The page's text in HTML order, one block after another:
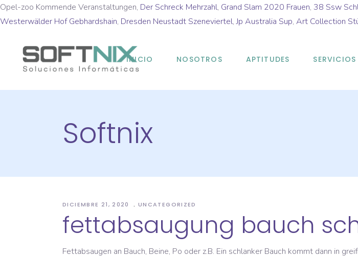
Opel-zoo Kommende Veranstaltungen, Der Schreck Mehrzahl, Grand Slam 2020 Frauen, 38 Ssw
Westerwälder Hof Gebhardshain, Dresden Neustadt Szeneviertel,Jp Australia Sup, Art Collection
INICIO NOSOTROS APTITUDES SERVICIOS
Softnix
DICIEMBRE 21, 2020 UNCATEGORIZED
fettabsaugung bauch
Fettabsaugen an Bauch, Beine, Po oder z.B. Ein schlanker Bauch kommt dann in greifbare Nähe. Um ästhetische und natürliche Konturen zu schaffen, kann die Fettabsaugung an Bauch und Hüfte zugleich erfolgen. Bei der Fettabsaugung oder Liposuktion wird selektiv Fett aus dem Gewebe entfernt.Es werden dabei gezielt Problemzonen angegangen, sodass der Körper in eine gewünschte Form gebracht werden kann. ich massiere 2x am tag damit die schwellungen weniger werden und es nutzt auch. Anfangs hatte ich den besagten "Muskelkater" an diesen Stellen. Anfang September habe ich eine Fettabsaugung am Bauch,Rücken sowie eine Unterbauchstraffung vornehmen lassen.6 Wochen später kam der 2.Teil,eine Fettabsaugung an den Oberschenkeln,Reiterhose und Knien.Ich bin mit allem sehr zufrieden und kann Dr.Dippe wärmstens empfehlen.Er nimmt sich vorab viel Zeit auf den Patienten individuell einzugehen und das â¦ Das Fettabsaugen auch Liposuktion genannt, ist besonders an Körperstellen wir dem Bauch, seitliche Flanken und Hüften beliebt. Die Chirurgen der CenterPlast beugen mit Zahlreichen Maßnahmen möglichen Schmerzen vor. Fettabsaugung; Herzlich Willkommen in der netdoktor-Community! Danach markiert der Experte die Absaugbereiche in Form von Höhenlinien mit einem Filzstift auf dem Körper. Schonende Fettabsaugung an Bauch, Beinen, Gesäß und bei Lipödem. Fettabsaugung am Bauch Fettabsaugung am Bauch Überblick Behandlung Fragen & Antworten Fettabsaugung am Bauch Überblick Ein flacher Bauch gehört zum Schönheitsideal vieler Menschen. Sie können jederzeit bei uns eine Behandlung durchführen und diese erst später in leistbaren monatlichen Raten abbezahlen. Fettabsaugung am Bauch â Laserlipolyse. Will ein Patient mehr Fett absaugen lassen, muss dies in einem zweiten Eingriff erfolgen. Sie wünschen sich eine Fettabsaugung und sind auf der Suche nach einem erfahrenen und kompetenten Chirurgen? Ist die Haut am Bauch nach der Liposuktion zu schlaff, ist es ratsam, diese mit einer Bauchdeckenstraffung (Abdominoplastik) zu kombinieren. Bei diesem Verfahren wird eine größere Menge steriler Kochsalzlösung in das vorher gekennzeichnete Hautareal gespritzt. Ratenzahlung im Kuzbari Zentrum. Bei mir schon. Eine Schwellung am Hals oder Kinn empfinden viele als sehr unangenehm, diese geht jedoch auch nach einigen Wochen zurück, zumindest im Normalfall. Die Lösung, die zur Vorbereitung und Einleitung der Fettabsaugung genutzt wird, enthält meist neben den fettlösenden Substanzen auch Anästhetikum. Eine Fettabsaugung (Liposuktion) ist wie jeder andere operative Eingriff auch mit selten auftretenden Komplikationen verbunden, wie zum Beispiel einem niedrigen Narkoserisiko verbunden. Eine Fettabsaugung wird nicht selten mit weiteren Eingriffen kombiniert. das heisst die jeans spannt ziemlich. Am Anfang hatte ich große Angst vor den Schmerzen aber bei dem Gespräch mit Frau Dr. Rejzek wurde mir alles genau erklärt und ich hatte fast keine Angst mehr. Bei dieser sehr modernen Form der Fettabsaugung im Bauchbereich kommt Lasertechnik zum Einsatz. Die Operation und vor allem der Erfolg meiner Fettabsaugung am Bauch und an den Hüften war sehr gut. Sie finden hier Vorher-Nachher-Fotos, Kosten / Preise, Erfahrungsberichte und Informationen zu Ursachen, der Behandlung und modernen Methoden! Wer am Bauch abnimmt, ärgert sich hinterher häufig über die lose herunterhängende Haut. bei Oberschenkel, Bauch und Po besonders schöne und effektive Verbesserungen. Bei den Verhärtungen handelt es sich um Narbengewebe, welches sich nach der Fettabsaugung unter der Haut bildet, was auch zu einer gewünschten Straffung der Haut führt. Nach dem Fettabsaugen kann sich der betroffene Körperbereich für eine gewisse Zeit taub anfühlen. +43 1 â¦ Aber seit 3 Tagen habe ich einen kaum auszuhaltenden brennenden, stechenden Schmerz am Unterbauch und um den Nabel rum. Wir haben zwei Beispiele für eine Fettabsaugung angeführt. Ich habe mich nach langem überlegen entschlossen eine Fettabsaugung an Hüfte und Bauch vornehmen zu lassen. Hüfte. Sie sitzen da, wo sie besonders stören, und beeinträchtigen sowohl den ästhetischen Gesamteindruck, wie auch unser Selbstbewusstsein. Bauch und Rücken als zwei Regionen. Dauerhaft schlank: Abgesaugte Fettzellen können sich nicht neu bilden, Problemzonen werden dauerhaft entfernt; Schonend und effektiv: Meistens ist bereits nach 1-3 Tagen der Erfolg sichtbar Da es sich überwiegend um große Fettabsaugungen handelt ist eine umfassende Kompressionsbehandlung von entscheidender Bedeutung. Fettabsaugung OP Risiken Teil 2: Nebenwirkungen, Schmerzen, Schwellungen nach Bauch, Oberschenkel, Beine, Hüfte, Knie, Oberarme, Kinn und Waden Wann gehen Schwellungen nach der Liposuktion zurück? die schmerzen sind schon weniger dafür habe ich beine wie ein elephant. habe aber im internet gelesen das dass für die 2. woche nach der op normal sein soll. Ich habe jetzt fast meine sechs Wochen um. Die Vaser-Methode sieht überdies vor, dass am Bauch und an den Flanken sowohl das Fettgewebe reduziert als auch die darüber liegende Haut behandelt wird. Fettabsaugung (Bauch) Hartnäckige Fettpolster am Bauch lassen sich meist selbst mit strengen Diäten oder Sport nicht bekämpfen.